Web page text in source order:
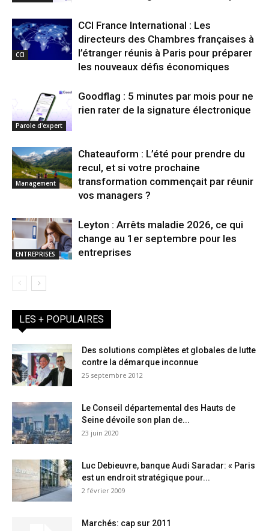
CCI
CCI France International : Les
directeurs des Chambres françaises à
l’étranger réunis à Paris pour préparer
les nouveaux défis économiques
Parole d'expert
Goodflag : 5 minutes par mois pour ne
rien rater de la signature électronique
Management
Chateauform : L’été pour prendre du
recul, et si votre prochaine
transformation commençait par réunir
vos managers ?
ENTREPRISES
Leyton : Arrêts maladie 2026, ce qui
change au 1er septembre pour les
entreprises
LES + POPULAIRES
Des solutions complètes et globales de lutte
contre la démarque inconnue
25 septembre 2012
Le Conseil départemental des Hauts de
Seine dévoile son plan de...
23 juin 2020
Luc Debieuvre, banque Audi Saradar: « Paris
est un endroit stratégique pour...
2 février 2009
Marchés: cap sur 2011